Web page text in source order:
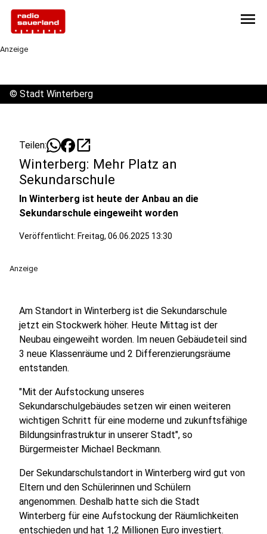
menu
Anzeige
© Stadt Winterberg
Teilen: open_in_new
Winterberg: Mehr Platz an
Sekundarschule
In Winterberg ist heute der Anbau an die
Sekundarschule eingeweiht worden
Veröffentlicht: Freitag, 06.06.2025 13:30
Anzeige
Am Standort in Winterberg ist die Sekundarschule
jetzt ein Stockwerk höher. Heute Mittag ist der
Neubau eingeweiht worden. Im neuen Gebäudeteil sind
3 neue Klassenräume und 2 Differenzierungsräume
entstanden.
"Mit der Aufstockung unseres
Sekundarschulgebäudes setzen wir einen weiteren
wichtigen Schritt für eine moderne und zukunftsfähige
Bildungsinfrastruktur in unserer Stadt", so
Bürgermeister Michael Beckmann.
Der Sekundarschulstandort in Winterberg wird gut von
Eltern und den Schülerinnen und Schülern
angenommen. Deshalb hatte sich die Stadt
Winterberg für eine Aufstockung der Räumlichkeiten
entschieden und hat 1,2 Millionen Euro investiert.